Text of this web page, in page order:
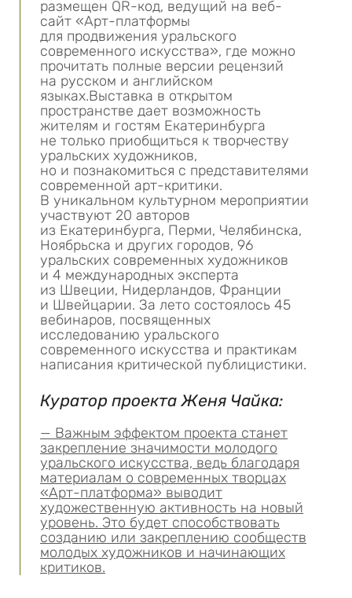
размещен QR-код, ведущий на веб-
сайт «Арт-платформы
для продвижения уральского
современного искусства», где можно
прочитать полные версии рецензий
на русском и английском
языках.Выставка в открытом
пространстве дает возможность
жителям и гостям Екатеринбурга
не только приобщиться к творчеству
уральских художников,
но и познакомиться с представителями
современной арт-критики.
В уникальном культурном мероприятии
участвуют 20 авторов
из Екатеринбурга, Перми, Челябинска,
Ноябрьска и других городов, 96
уральских современных художников
и 4 международных эксперта
из Швеции, Нидерландов, Франции
и Швейцарии. За лето состоялось 45
вебинаров, посвященных
исследованию уральского
современного искусства и практикам
написания критической публицистики.
Куратор проекта Женя Чайка:
— Важным эффектом проекта станет
закрепление значимости молодого
уральского искусства, ведь благодаря
материалам о современных творцах
«Арт-платформа» выводит
художественную активность на новый
уровень. Это будет способствовать
созданию или закреплению сообществ
молодых художников и начинающих
критиков.